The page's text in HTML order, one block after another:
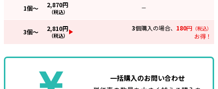
1個～ 2,870円
（税込）
—
3個～ 2,810円
（税込）
3個購入の場合、 180円 （税込）
お得！
一括購入のお問い合わせ